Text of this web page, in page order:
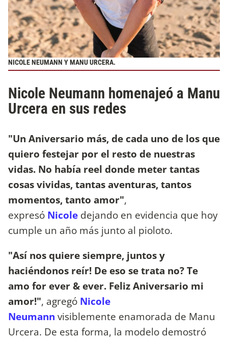
NICOLE NEUMANN Y MANU URCERA.
Nicole Neumann homenajeó a Manu
Urcera en sus redes
"Un Aniversario más, de cada uno de los que
quiero festejar por el resto de nuestras
vidas. No había reel donde meter tantas
cosas vividas, tantas aventuras, tantos
momentos, tanto amor",
expresó Nicole dejando en evidencia que hoy
cumple un año más junto al pioloto.
"Así nos quiere siempre, juntos y
haciéndonos reír! De eso se trata no? Te
amo for ever & ever. Feliz Aniversario mi
amor!", agregó Nicole
Neumann visiblemente enamorada de Manu
Urcera. De esta forma, la modelo demostró